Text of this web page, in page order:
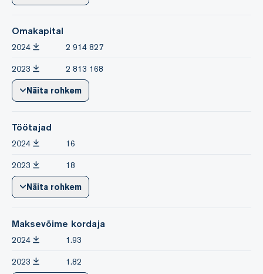
Omakapital
2024 2 914 827
2023 2 813 168
Näita rohkem
Töötajad
2024 16
2023 18
Näita rohkem
Maksevõime kordaja
2024 1.93
2023 1.82